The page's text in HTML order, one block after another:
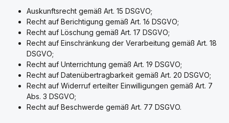
Auskunftsrecht gemäß Art. 15 DSGVO;
Recht auf Berichtigung gemäß Art. 16 DSGVO;
Recht auf Löschung gemäß Art. 17 DSGVO;
Recht auf Einschränkung der Verarbeitung gemäß Art. 18
DSGVO;
Recht auf Unterrichtung gemäß Art. 19 DSGVO;
Recht auf Datenübertragbarkeit gemäß Art. 20 DSGVO;
Recht auf Widerruf erteilter Einwilligungen gemäß Art. 7
Abs. 3 DSGVO;
Recht auf Beschwerde gemäß Art. 77 DSGVO.